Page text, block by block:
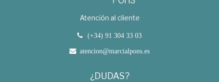
Atención al cliente
(+34) 91 304 33 03
atencion@marcialpons.es
¿DUDAS?